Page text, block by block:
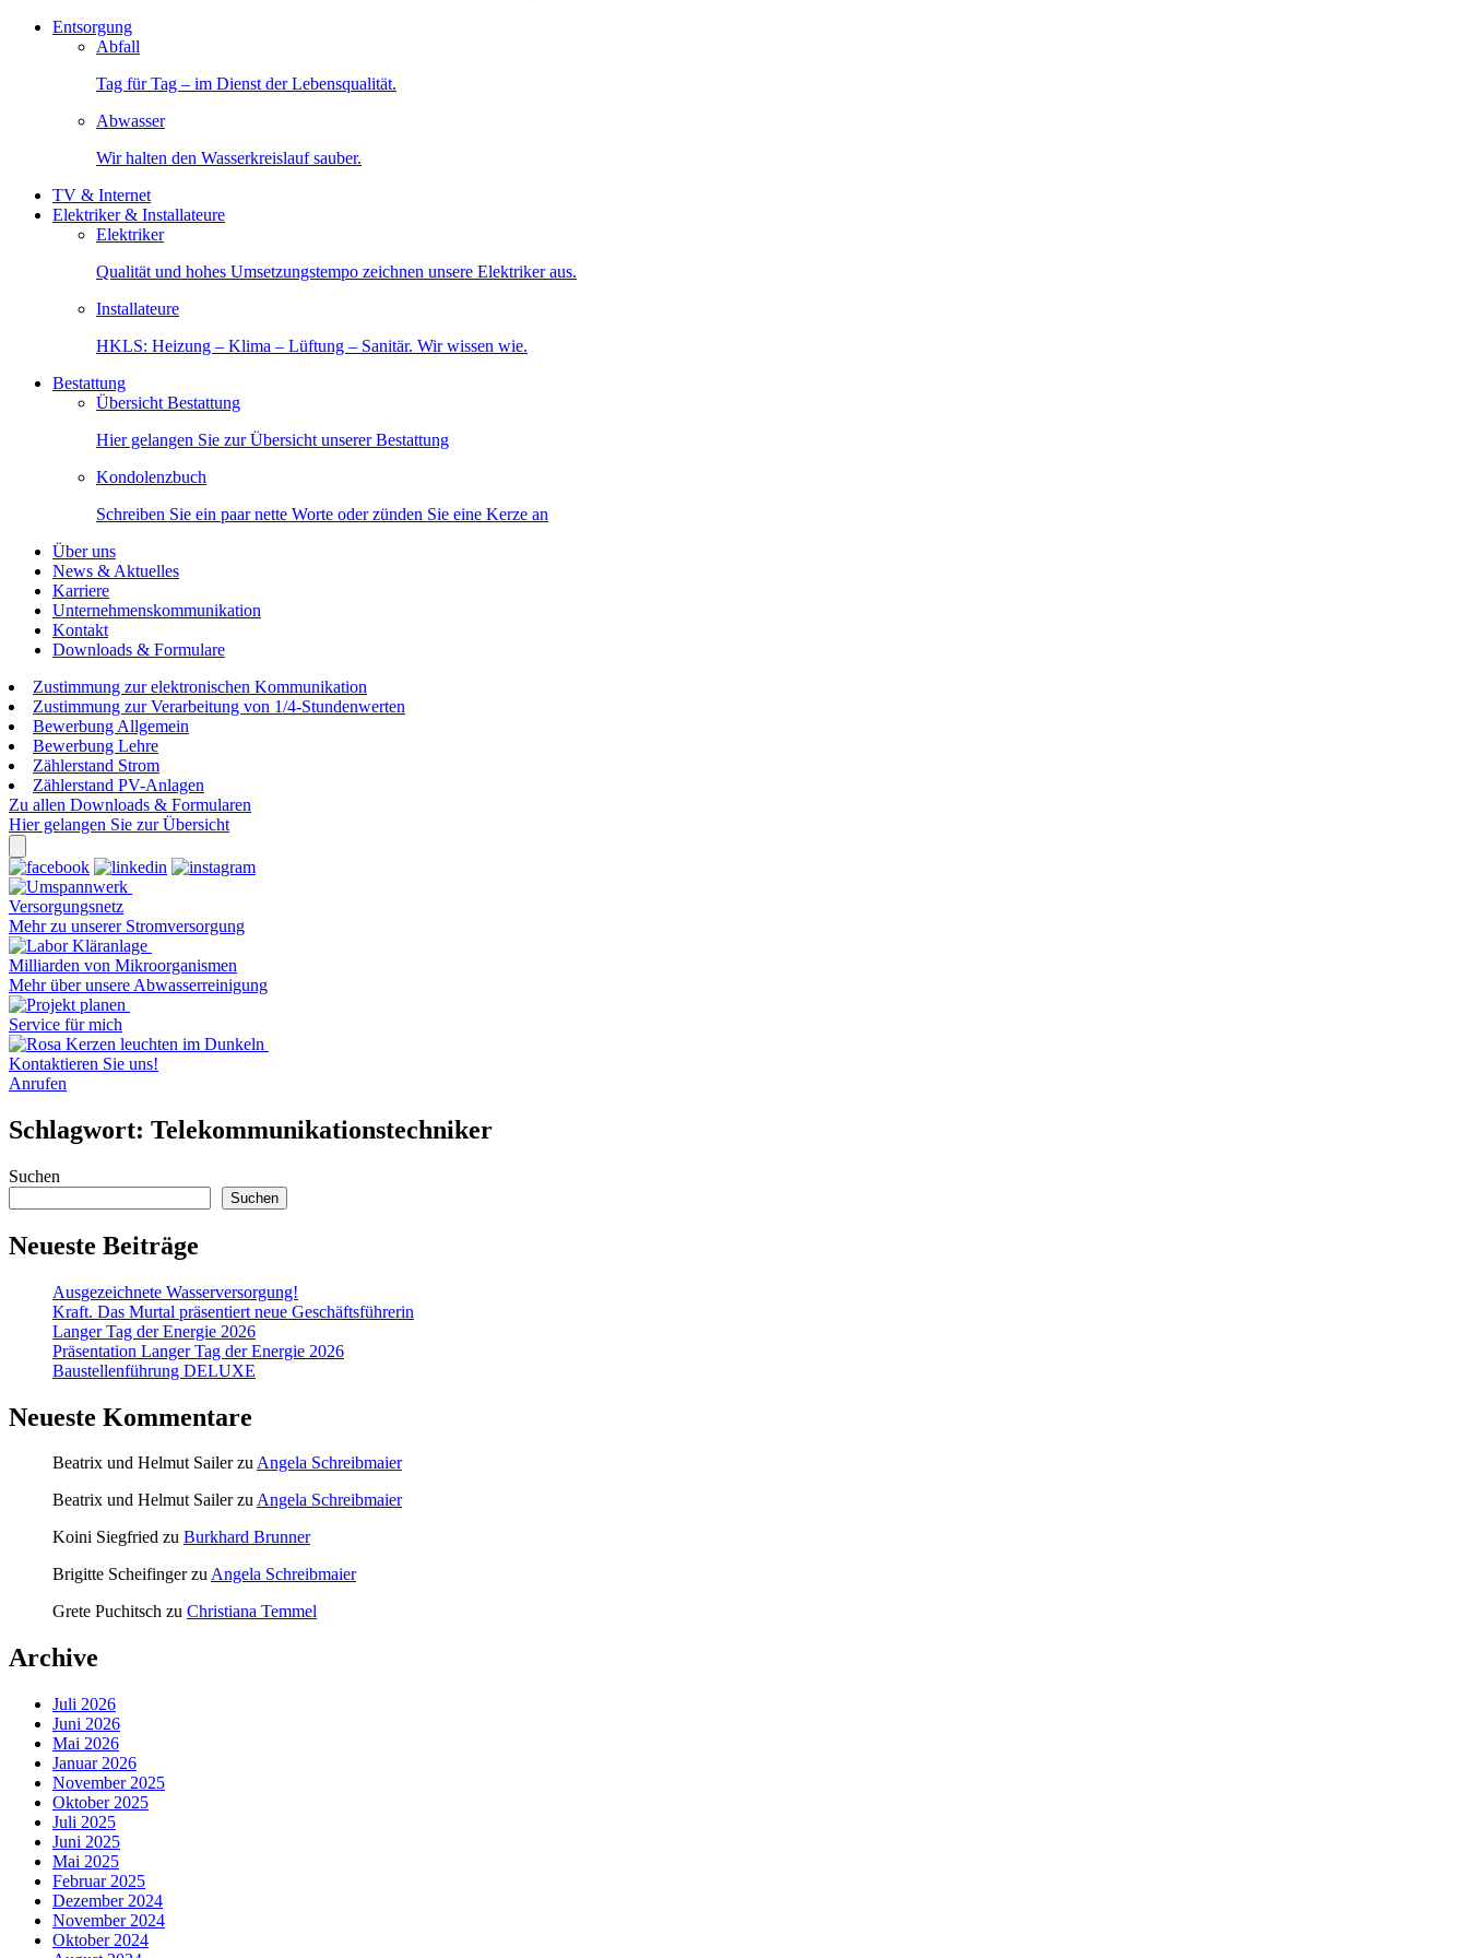
Entsorgung
Abfall
Tag für Tag – im Dienst der Lebensqualität.
Abwasser
Wir halten den Wasserkreislauf sauber.
TV & Internet
Elektriker & Installateure
Elektriker
Qualität und hohes Umsetzungstempo zeichnen unsere Elektriker aus.
Installateure
HKLS: Heizung – Klima – Lüftung – Sanitär. Wir wissen wie.
Bestattung
Übersicht Bestattung
Hier gelangen Sie zur Übersicht unserer Bestattung
Kondolenzbuch
Schreiben Sie ein paar nette Worte oder zünden Sie eine Kerze an
Über uns
News & Aktuelles
Karriere
Unternehmenskommunikation
Kontakt
Downloads & Formulare
Zustimmung zur elektronischen Kommunikation
Zustimmung zur Verarbeitung von 1/4-Stundenwerten
Bewerbung Allgemein
Bewerbung Lehre
Zählerstand Strom
Zählerstand PV-Anlagen
Zu allen Downloads & Formularen
Hier gelangen Sie zur Übersicht
Versorgungsnetz
Mehr zu unserer Stromversorgung
Milliarden von Mikroorganismen
Mehr über unsere Abwasserreinigung
Service für mich
Kontaktieren Sie uns!
Anrufen
Schlagwort: Telekommunikationstechniker
Suchen
Suchen
Neueste Beiträge
Ausgezeichnete Wasserversorgung!
Kraft. Das Murtal präsentiert neue Geschäftsführerin
Langer Tag der Energie 2026
Präsentation Langer Tag der Energie 2026
Baustellenführung DELUXE
Neueste Kommentare
Beatrix und Helmut SailerzuAngela Schreibmaier
Beatrix und Helmut SailerzuAngela Schreibmaier
Koini Siegfried zu Burkhard Brunner
Brigitte ScheifingerzuAngela Schreibmaier
Grete Puchitsch zu Christiana Temmel
Archive
Juli 2026
Juni 2026
Mai 2026
Januar 2026
November 2025
Oktober 2025
Juli 2025
Juni 2025
Mai 2025
Februar 2025
Dezember 2024
November 2024
Oktober 2024